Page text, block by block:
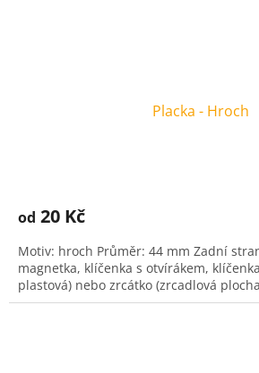
Placka - Hroch
od 20 Kč
Motiv: hroch Průměr: 44 mm Zadní
magnetka, klíčenka s otvírákem,
plastová) nebo zrcátko (zrcadlová